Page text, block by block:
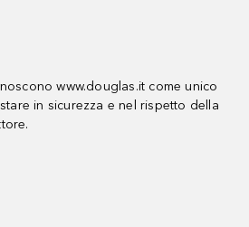
www.douglas.it come unico
in sicurezza e nel rispetto della